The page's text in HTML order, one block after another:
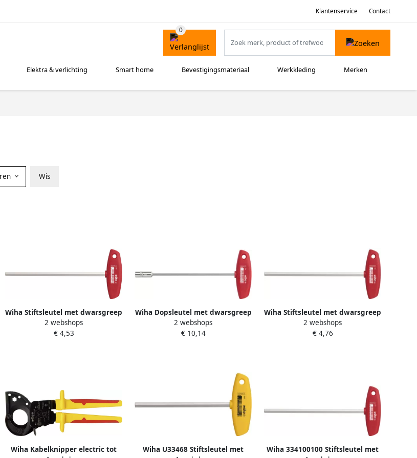
Klantenservice Contact
Elektra & verlichting Smart home Bevestigingsmateriaal Werkkleding Merken
Wis
Wiha Stiftsleutel met dwarsgreep
| sleutelwijdte 3 mm |
klinglengte 200 mm | 1 stuk
2 webshops
€ 4,53
Wiha Dopsleutel met dwarsgreep
zeskant hoogglans vernikkeld |
10 x 125 mm 00977
2 webshops
€ 10,14
Wiha Stiftsleutel met dwarsgreep
| sleutelwijdte 4 mm |
klinglengte 350 mm | 1 stuk
2 webshops
€ 4,76
Wiha Kabelknipper electric tot
Wiha U33468 Stiftsleutel met
Wiha 334100100 Stiftsleutel met